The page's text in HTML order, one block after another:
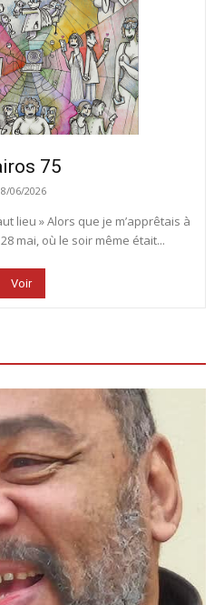
75
06/2026
lieu » Alors que je m’apprêtais à
mai, où le soir même était...
Voir